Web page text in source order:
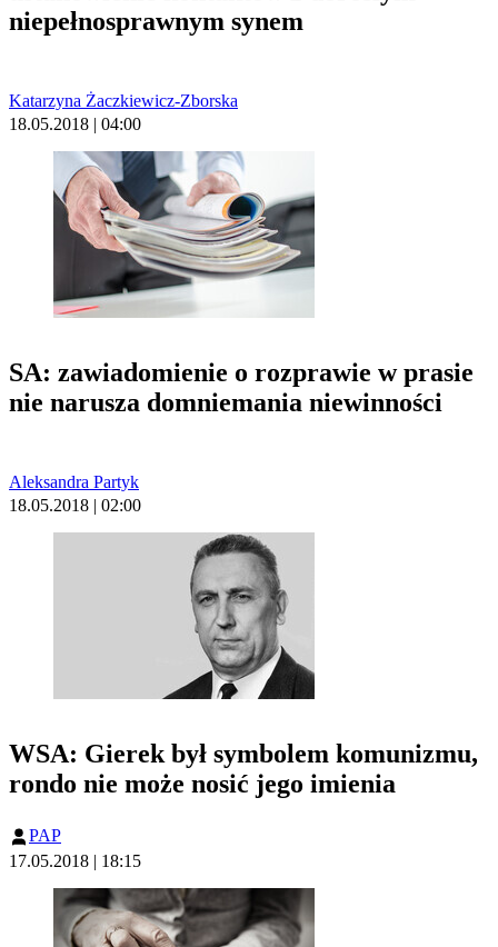
niepełnosprawnym synem
Katarzyna Żaczkiewicz-Zborska
18.05.2018 | 04:00
SA: zawiadomienie o rozprawie w prasie
nie narusza domniemania niewinności
Aleksandra Partyk
18.05.2018 | 02:00
WSA: Gierek był symbolem komunizmu,
rondo nie może nosić jego imienia
PAP
17.05.2018 | 18:15